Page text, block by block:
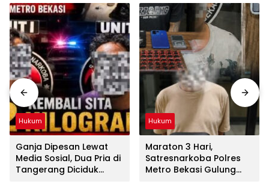
Hukum
Ganja Dipesan Lewat
Media Sosial, Dua Pria di
Tangerang Diciduk
Hukum
Maraton 3 Hari,
Satresnarkoba Polres
Metro Bekasi Gulung